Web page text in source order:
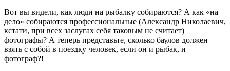
Вот вы видели, как люди на рыбалку собираются? А как «на
дело» собираются профессиональные (Александр Николаевич,
кстати, при всех заслугах себя таковым не считает)
фотографы? А теперь представьте, сколько баулов должен
взять с собой в поездку человек, если он и рыбак, и
фотограф?!